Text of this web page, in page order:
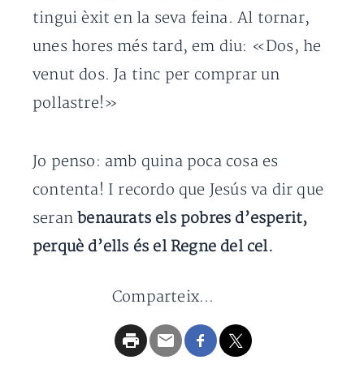
tingui èxit en la seva feina. Al tornar,
unes hores més tard, em diu: «Dos, he
venut dos. Ja tinc per comprar un
pollastre!»
Jo penso: amb quina poca cosa es
contenta! I recordo que Jesús va dir que
seranbenaurats els pobres d’esperit,
perquè d’ells és el Regne del cel.
Comparteix...